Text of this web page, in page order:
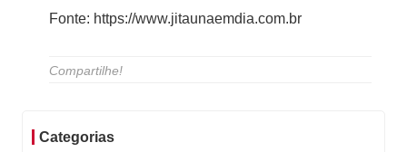
Fonte: https://www.jitaunaemdia.com.br
Compartilhe!
Categorias